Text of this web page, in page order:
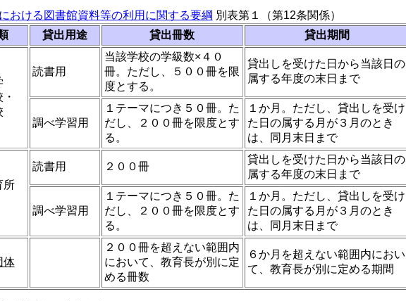
おける図書館資料等の利用に関する要綱 別表第１（第12条関係）
貸出用途 貸出冊数 貸出期間
読書用
当該学校の学級数×４０
冊。ただし、５００冊を限
度とする。
貸出しを受けた日から当該日の
属する年度の末日まで
調べ学習用
１テーマにつき５０冊。た
だし、２００冊を限度とす
る。
１か月。ただし、貸出しを受け
た日の属する月が３月のとき
は、同月末日まで
所
読書用 ２００冊
貸出しを受けた日から当該日の
属する年度の末日まで
調べ学習用
１テーマにつき５０冊。た
だし、２００冊を限度とす
る。
１か月。ただし、貸出しを受け
た日の属する月が３月のとき
は、同月末日まで
体
２００冊を超えない範囲内
において、教育長が別に定
める冊数
６か月を超えない範囲内におい
て、教育長が別に定める期間